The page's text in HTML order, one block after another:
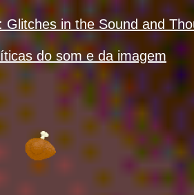
in the Sound and
do som e da imagem